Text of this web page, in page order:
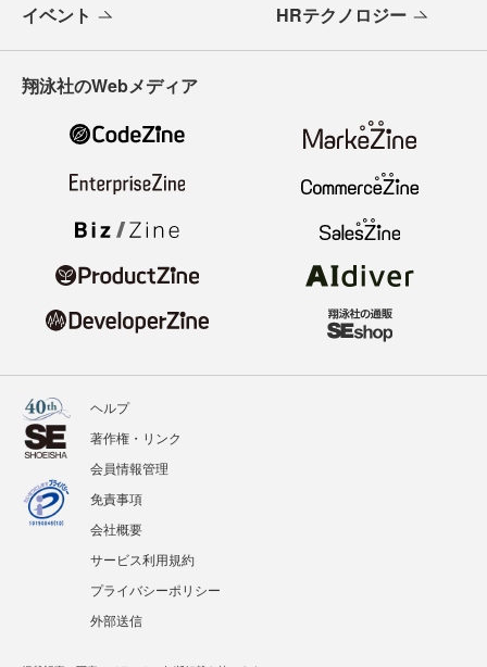
イベント HRテクノロジー
翔泳社のWebメディア
ヘルプ
著作権・リンク
会員情報管理
免責事項
会社概要
サービス利用規約
プライバシーポリシー
外部送信